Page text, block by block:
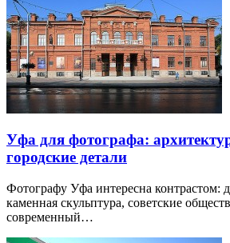
Уфа для фотографа:
городские детали
Фотографу Уфа интересна контрастом:
каменная скульптура, советские
современный…